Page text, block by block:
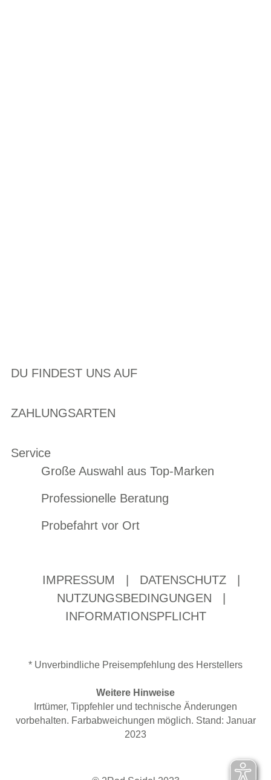
DU FINDEST UNS AUF
ZAHLUNGSARTEN
Service
Große Auswahl aus Top-Marken
Professionelle Beratung
Probefahrt vor Ort
IMPRESSUM DATENSCHUTZ
NUTZUNGSBEDINGUNGEN
INFORMATIONSPFLICHT
* Unverbindliche Preisempfehlung des Herstellers
Weitere Hinweise
Irrtümer, Tippfehler und technische Änderungen
vorbehalten. Farbabweichungen möglich. Stand: Januar
2023